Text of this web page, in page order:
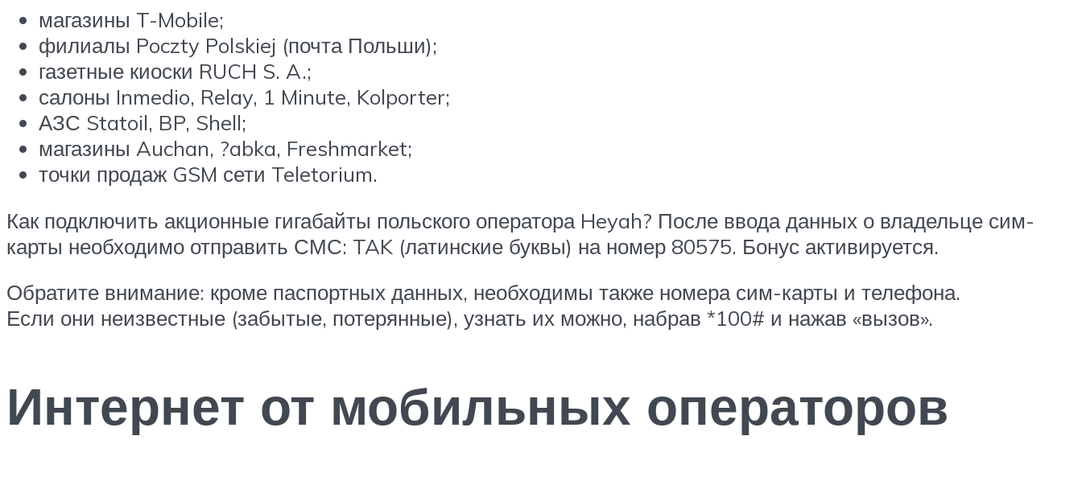
магазины T-Mobile;
филиалы Poczty Polskiej (почта Польши);
газетные киоски RUCH S. A.;
салоны Inmedio, Relay, 1 Minute, Kolporter;
АЗС Statoil, BP, Shell;
магазины Auchan, ?abka, Freshmarket;
точки продаж GSM сети Teletorium.
Как подключить акционные гигабайты польского оператора Heyah? После ввода данных о владельце сим-
карты необходимо отправить СМС: TAK (латинские буквы) на номер 80575. Бонус активируется.
Обратите внимание: кроме паспортных данных, необходимы также номера сим-карты и телефона.
Если они неизвестные (забытые, потерянные), узнать их можно, набрав *100# и нажав «вызов».
Интернет от мобильных операторов